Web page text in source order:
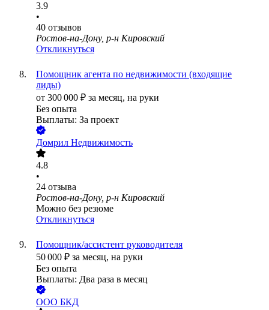
3.9
•
40 отзывов
Ростов-на-Дону, р-н Кировский
Откликнуться
Помощник агента по недвижимости (входящие
лиды)
от 300 000 ₽ за месяц, на руки
Без опыта
Выплаты: За проект
Домрил Недвижимость
4.8
•
24 отзыва
Ростов-на-Дону, р-н Кировский
Можно без резюме
Откликнуться
Помощник/ассистент руководителя
50 000 ₽ за месяц, на руки
Без опыта
Выплаты: Два раза в месяц
ООО БКД